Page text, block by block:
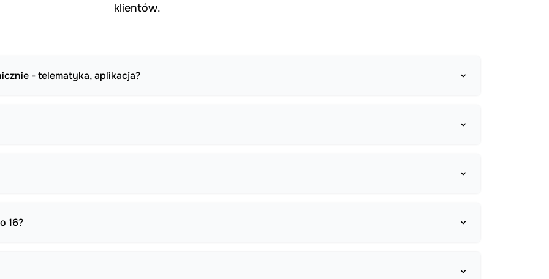
klientów.
- telematyka, aplikacja?
16?